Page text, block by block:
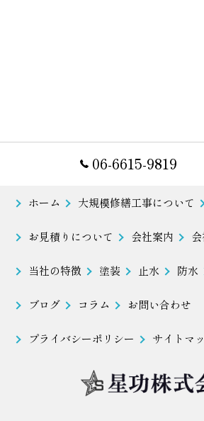
06-6615-9819
ホーム 大規模修繕工事について
お見積りについて 会社案内
当社の特徴 塗装 止水 防水
ブログ コラム お問い合わせ
プライバシーポリシー サイトマ